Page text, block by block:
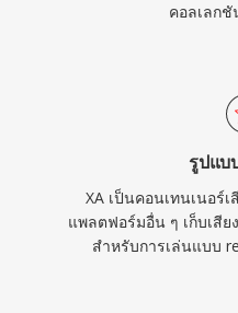
คอลเลกชั
รูปแบ
XA เป็นคอนเทนเนอร์
แพลตฟอร์มอื่น ๆ เก็บเสีย
สำหรับการเล่นแบบ